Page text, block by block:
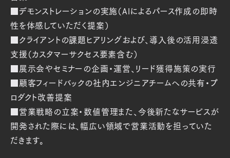
■デモンストレーションの実施（AIによるパース作成の即時
性を体感していただく提案）
■クライアントの課題ヒアリングおよび、導入後の活用浸透
支援（カスタマーサクセス要素含む）
■展示会やセミナーの企画・運営、リード獲得施策の実行
■顧客フィードバックの社内エンジニアチームへの共有・プ
ロダクト改善提案
■営業戦略の立案・数値管理また、今後新たなサービスが
開発された際には、幅広い領域で営業活動を担っていた
だきます。